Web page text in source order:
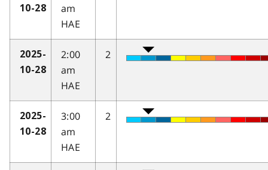
10-28
am
HAE
2025-
10-28
2:00
am
HAE
2
2025-
10-28
3:00
am
HAE
2